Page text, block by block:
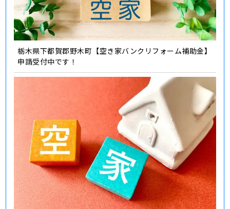
栃木県下都賀郡野木町【空き家バンクリフォーム補助金】
申請受付中です！